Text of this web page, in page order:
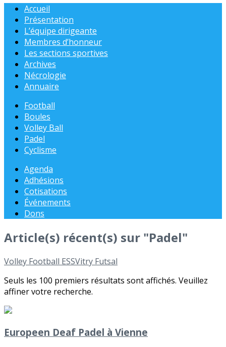
Accueil
Présentation
L’équipe dirigeante
Membres d’honneur
Les sections sportives
Archives
Nécrologie
Annuaire
Football
Boules
Volley Ball
Padel
Cyclisme
Agenda
Adhésions
Cotisations
Événements
Dons
Article(s) récent(s) sur "Padel"
Volley Football ESSVitry Futsal
Seuls les 100 premiers résultats sont affichés. Veuillez
affiner votre recherche.
Europeen Deaf Padel à Vienne